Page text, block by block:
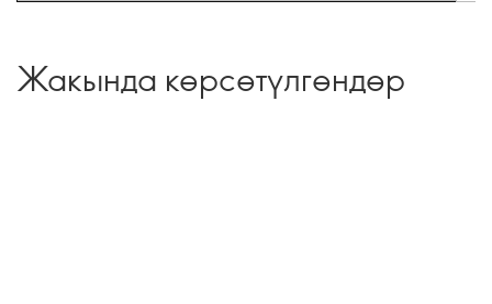
Жакында көрсөтүлгөндөр